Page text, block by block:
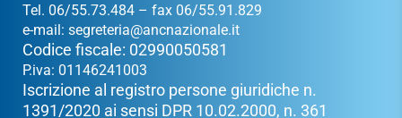
Tel. 06/55.73.484 – fax 06/55.91.829
e-mail: segreteria@ancnazionale.it
Codice fiscale: 02990050581
P.iva: 01146241003
Iscrizione al registro persone giuridiche n.
1391/2020 ai sensi DPR 10.02.2000, n. 361